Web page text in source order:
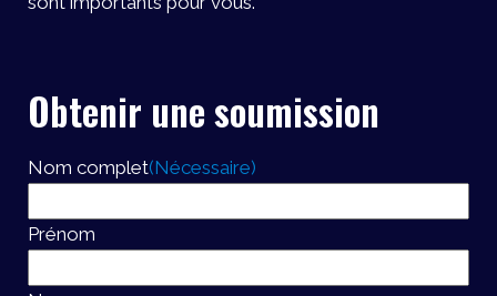
Obtenir une soumission
Nom complet(Nécessaire)
Prénom